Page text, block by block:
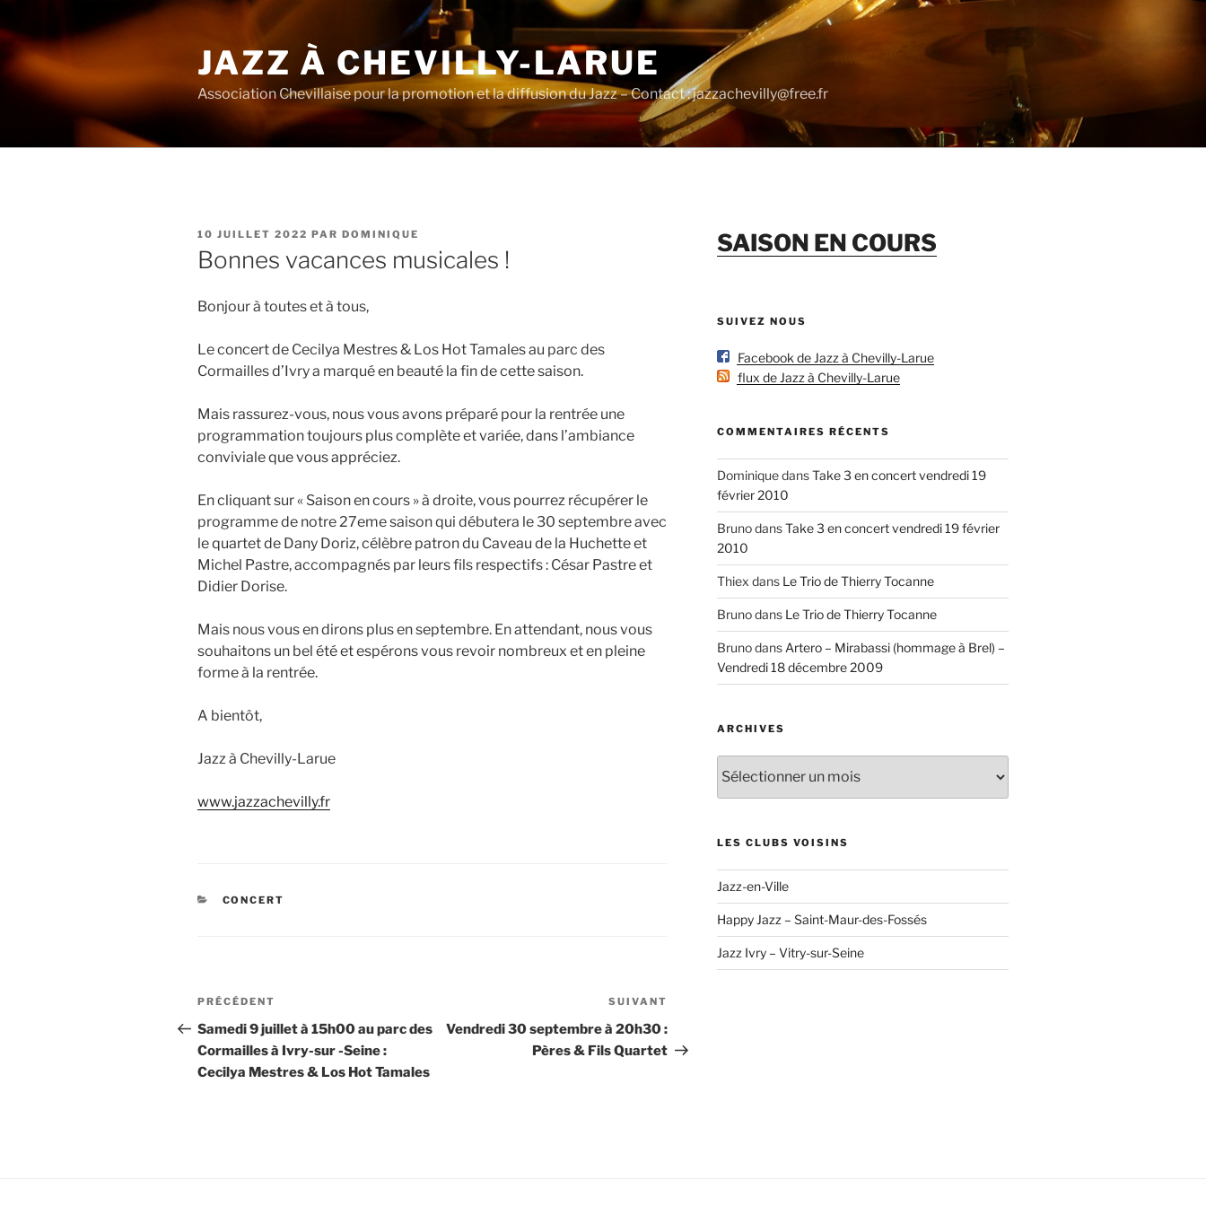
au
contenu
principal
JAZZ À CHEVILLY-LARUE
Association Chevillaise pour la promotion et la diffusion du Jazz – Contact : jazzachevilly@free.fr
PUBLIÉ
LE
10 JUILLET 2022 PAR DOMINIQUE
Bonnes vacances musicales !
Bonjour à toutes et à tous,
Le concert de Cecilya Mestres & Los Hot Tamales au parc des
Cormailles d’Ivry a marqué en beauté la fin de cette saison.
Mais rassurez-vous, nous vous avons préparé pour la rentrée une
programmation toujours plus complète et variée, dans l’ambiance
conviviale que vous appréciez.
En cliquant sur « Saison en cours » à droite, vous pourrez récupérer le
programme de notre 27eme saison qui débutera le 30 septembre avec
le quartet de Dany Doriz, célèbre patron du Caveau de la Huchette et
Michel Pastre, accompagnés par leurs fils respectifs : César Pastre et
Didier Dorise.
Mais nous vous en dirons plus en septembre. En attendant, nous vous
souhaitons un bel été et espérons vous revoir nombreux et en pleine
forme à la rentrée.
A bientôt,
Jazz à Chevilly-Larue
www.jazzachevilly.fr
CATÉGORIES
CONCERT
Navigation
de
l’article
Article
précédent
PRÉCÉDENT
Samedi 9 juillet à 15h00 au parc des
Cormailles à Ivry-sur -Seine :
Cecilya Mestres & Los Hot Tamales
suivant
SUIVANT
Vendredi 30 septembre à 20h30 :
Pères & Fils Quartet
SAISON EN COURS
SUIVEZ NOUS
Facebook de Jazz à Chevilly-Larue
flux de Jazz à Chevilly-Larue
COMMENTAIRES RÉCENTS
DominiquedansTake 3 en concert vendredi 19
février 2010
BrunodansTake 3 en concert vendredi 19 février
2010
Thiex dans Le Trio de Thierry Tocanne
Brunodans Le Trio de Thierry Tocanne
Brunodans Artero – Mirabassi (hommage à Brel) –
Vendredi 18 décembre 2009
ARCHIVES
LES CLUBS VOISINS
Jazz-en-Ville
Happy Jazz – Saint-Maur-des-Fossés
Jazz Ivry – Vitry-sur-Seine